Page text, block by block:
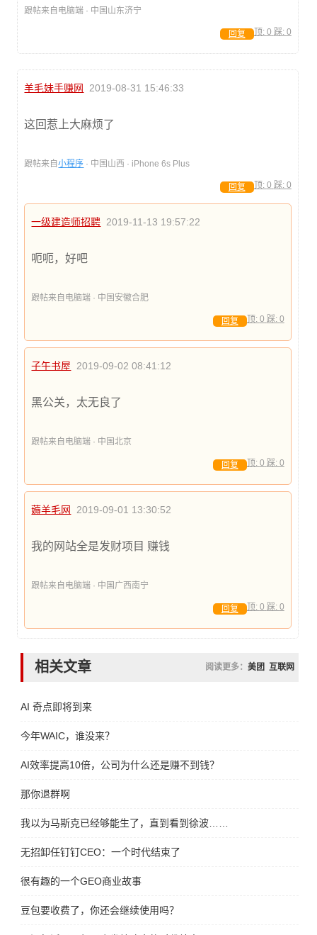
跟帖来自电脑端 · 中国山东济宁
顶: 0 踩: 0
回复
羊毛妹手赚网 2019-08-31 15:46:33
这回惹上大麻烦了
跟帖来自小程序 · 中国山西 · iPhone 6s Plus
顶: 0 踩: 0
回复
一级建造师招聘 2019-11-13 19:57:22
呃呃，好吧
跟帖来自电脑端 · 中国安徽合肥
顶: 0 踩: 0
回复
子午书屋 2019-09-02 08:41:12
黑公关，太无良了
跟帖来自电脑端 · 中国北京
顶: 0 踩: 0
回复
薅羊毛网 2019-09-01 13:30:52
我的网站全是发财项目 赚钱
跟帖来自电脑端 · 中国广西南宁
顶: 0 踩: 0
回复
相关文章 阅读更多： 美团 互联网
AI 奇点即将到来
今年WAIC，谁没来？
AI效率提高10倍，公司为什么还是赚不到钱？
那你退群啊
我以为马斯克已经够能生了，直到看到徐波……
无招卸任钉钉CEO：一个时代结束了
很有趣的一个GEO商业故事
豆包要收费了，你还会继续使用吗？